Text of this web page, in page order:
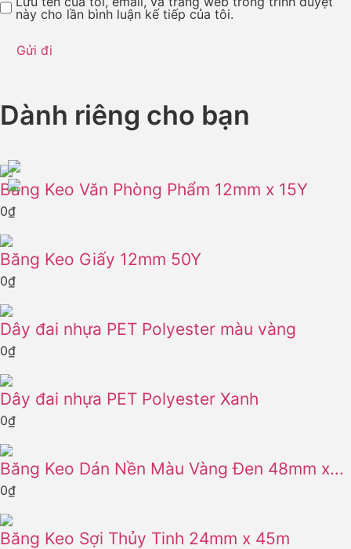
này cho lần bình luận kế tiếp của tôi.
Dành riêng cho bạn
Băng Keo Văn Phòng Phẩm 12mm x 15Y
0₫
Băng Keo Giấy 12mm 50Y
0₫
Dây đai nhựa PET Polyester màu vàng
0₫
Dây đai nhựa PET Polyester Xanh
0₫
Băng Keo Dán Nền Màu Vàng Đen 48mm x...
0₫
Băng Keo Sợi Thủy Tinh 24mm x 45m